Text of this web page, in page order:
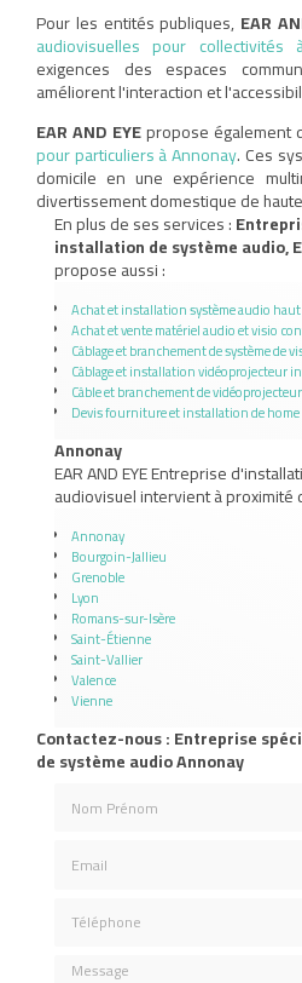
Pour les entités publiques, EAR
audiovisuelles pour collectivités
exigences des espaces
améliorent l'interaction et
EAR AND EYEpropose également
pour particuliers à Annonay. Ces
domicile en une expérience
divertissement domestique de
En plus de ses services :
installation de système audio,
propose aussi :
Achat et installation système audio
Achat et vente matériel audio et visio
Câblage et branchement de système de
Câblage et installation vidéoprojecteur
Câble et branchement de
Devis fourniture et installation de home
Annonay
EAR AND EYE Entreprise
audiovisuel intervient à proximité
Annonay
Bourgoin-Jallieu
Grenoble
Lyon
Romans-sur-Isère
Saint-Étienne
Saint-Vallier
Valence
Vienne
Contactez-nous : Entreprise
de système audio Annonay
Message